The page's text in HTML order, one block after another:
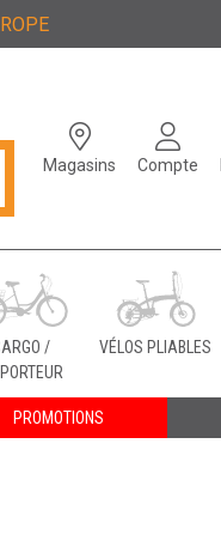
Magasins Compte
/
VÉLOS PLIABLES
PROMOTIONS